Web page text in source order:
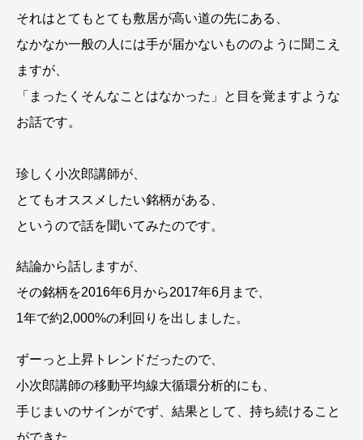
それはとてもとても敷居が高い道の先にある、
なかなか一般の人には手が届かないもののように聞こえ
ますが、
「まったくそんなことはなかった」と目を覚ますような
お話です。
珍しく小次郎講師が、
とてもオススメしたい銘柄がある、
というので話を聞いてみたのです。
結論から話しますが、
その銘柄を2016年6月から2017年6月まで、
1年で約2,000%の利回りを出しました。
ずーっと上昇トレンドだったので、
小次郎講師の移動平均線大循環分析的にも、
手じまいのサインがでず、結果として、持ち続けること